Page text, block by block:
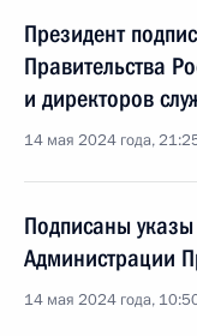
Президент
Правительства
и директоров
14 мая 2024 года,
Подписаны
Администрации
14 мая 2024 года,